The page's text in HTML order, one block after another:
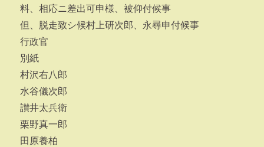
料、相応ニ差出可申様、被仰付候事
但、脱走致シ候村上研次郎、永尋申付候事
行政官
別紙
村沢右八郎
水谷儀次郎
讃井太兵衛
栗野真一郎
田原養柏